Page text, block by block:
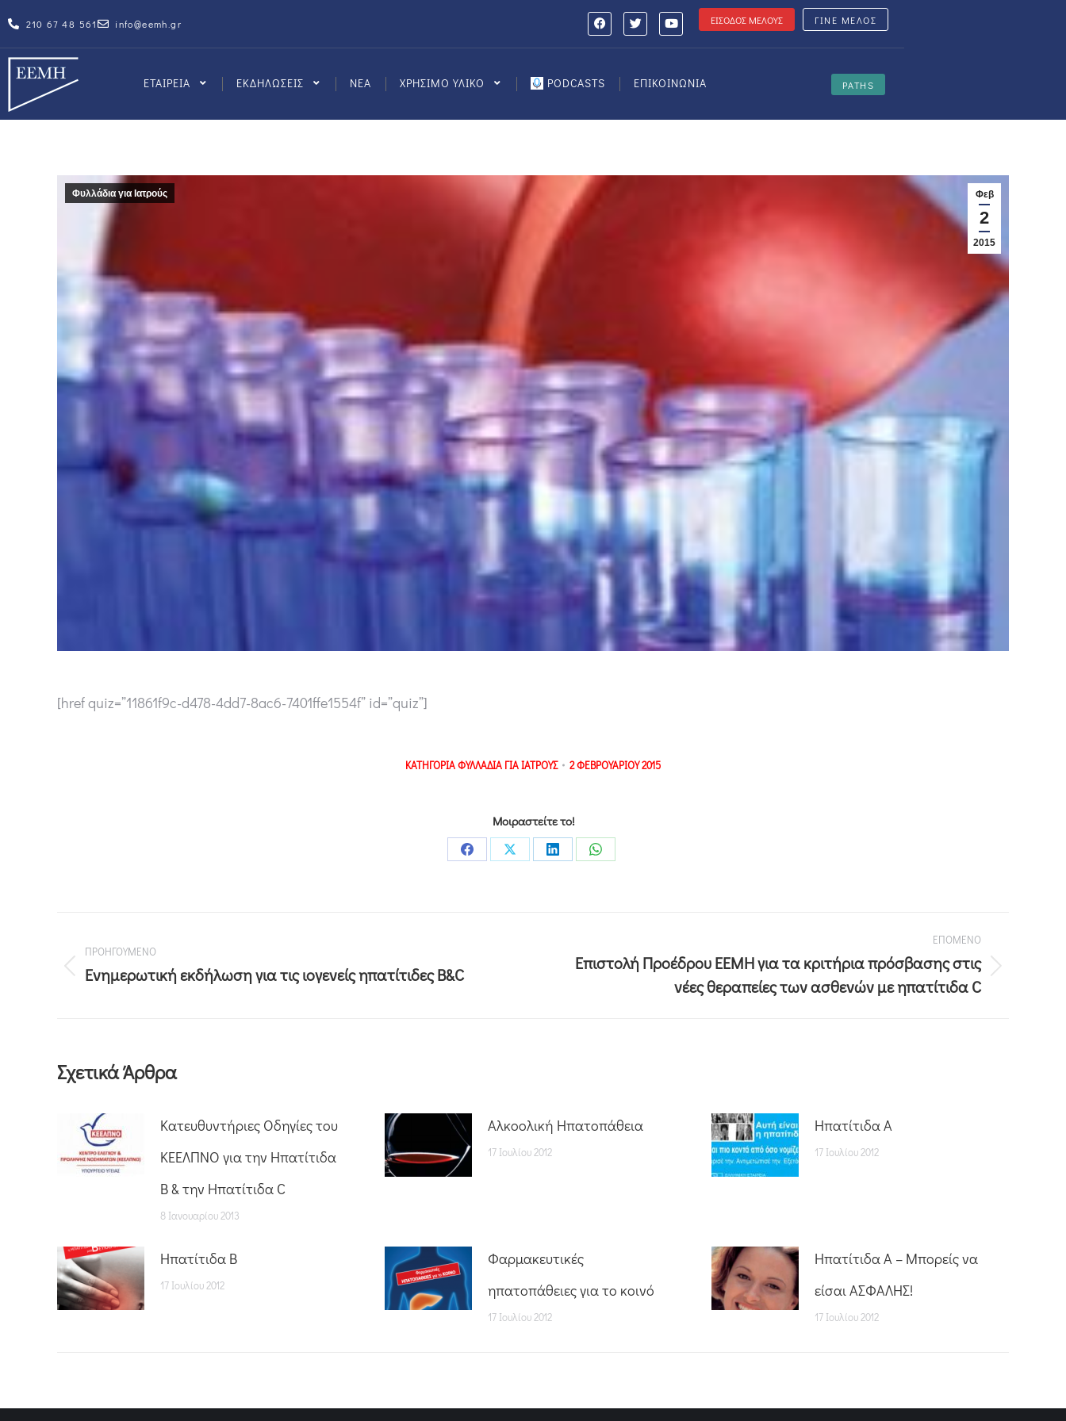
210 67 48 561 info@eemh.gr ΕΙΣΟΔΟΣ ΜΕΛΟΥΣ ΓΙΝΕ ΜΕΛΟΣ
ΕΤΑΙΡΕΙΑ ΕΚΔΗΛΩΣΕΙΣ ΝΕΑ ΧΡΗΣΙΜΟ ΥΛΙΚΟ PODCASTS ΕΠΙΚΟΙΝΩΝΙΑ PATHS
Φεβ
2
2015
Φυλλάδια για Ιατρούς
[href quiz=”11861f9c-d478-4dd7-8ac6-7401ffe1554f” id=”quiz”]
ΚΑΤΗΓΟΡΙΑΦΥΛΛΑΔΙΑ ΓΙΑ ΙΑΤΡΟΥΣ 2 ΦΕΒΡΟΥΑΡΙΟΥ 2015
Μοιραστείτε το!
ΠΡΟΗΓΟΥΜΕΝΟ
Ενημερωτική εκδήλωση για τις ιογενείς ηπατίτιδες Β&C
ΕΠΟΜΕΝΟ
Επιστολή Προέδρου ΕΕΜΗ για τα κριτήρια πρόσβασης στις
νέες θεραπείες των ασθενών με ηπατίτιδα C
Σχετικά Άρθρα
Κατευθυντήριες Οδηγίες του
ΚΕΕΛΠΝΟ για την Ηπατίτιδα
B & την Ηπατίτιδα C
8 Ιανουαρίου 2013
Αλκοολική Ηπατοπάθεια
17 Ιουλίου 2012
Ηπατίτιδα Α
17 Ιουλίου 2012
Ηπατίτιδα Β
17 Ιουλίου 2012
Φαρμακευτικές
ηπατοπάθειες για το κοινό
17 Ιουλίου 2012
Ηπατίτιδα Α – Μπορείς να
είσαι ΑΣΦΑΛΗΣ!
17 Ιουλίου 2012